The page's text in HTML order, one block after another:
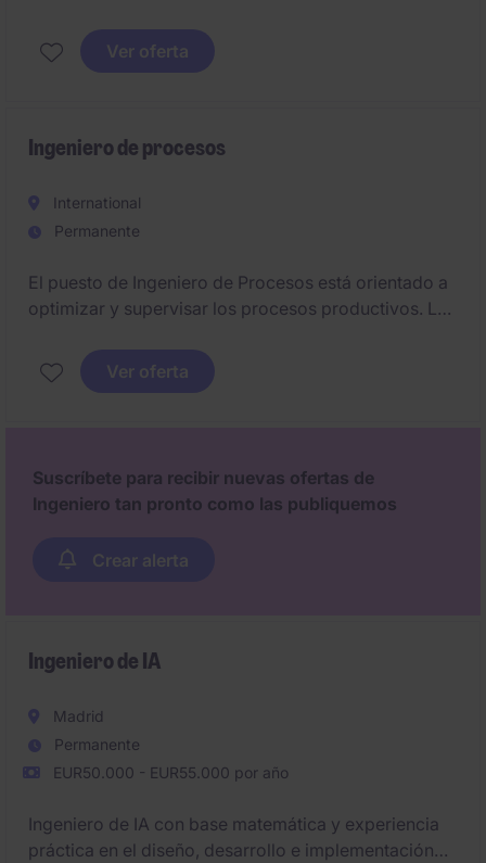
continua en nuestras operaciones.
Ver oferta
Ingeniero de procesos
International
Permanente
El puesto de Ingeniero de Procesos está orientado a
optimizar y supervisar los procesos productivos. La
eficiencia y calidad en las operaciones de la planta
en Mijas.
Ver oferta
Suscríbete para recibir nuevas ofertas de
Ingeniero tan pronto como las publiquemos
Crear alerta
Ingeniero de IA
Madrid
Permanente
EUR50.000 - EUR55.000 por año
Ingeniero de IA con base matemática y experiencia
práctica en el diseño, desarrollo e implementación